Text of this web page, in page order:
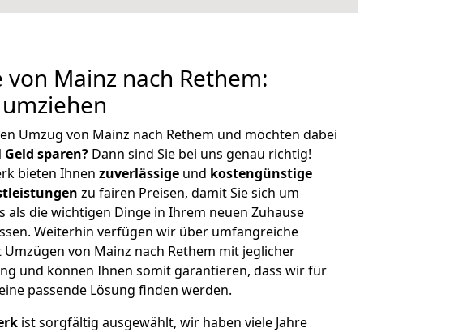
von Mainz nach Rethem:
Umzug von Mainz nach Rethem und möchten dabei
Geld sparen? Dann sind Sie bei uns genau richtig!
bieten Ihnen zuverlässige und kostengünstige
zu fairen Preisen, damit Sie sich um
als die wichtigen Dinge in Ihrem neuen Zuhause
Weiterhin verfügen wir über umfangreiche
von Mainz nach Rethem mit jeglicher
und können Ihnen somit garantieren, dass wir für
passende Lösung finden werden.
ist sorgfältig ausgewählt, wir haben viele Jahre